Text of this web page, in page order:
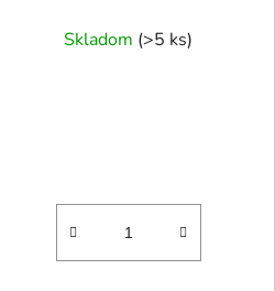
Skladom (>5 ks)